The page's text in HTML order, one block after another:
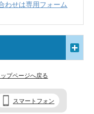
わせは専用フォーム
ップページへ戻る
スマートフォン